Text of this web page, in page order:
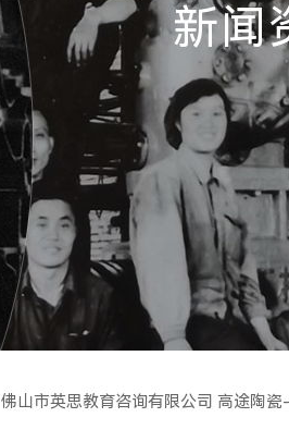
新闻
佛山市英思教育咨询有限公司 高途陶瓷